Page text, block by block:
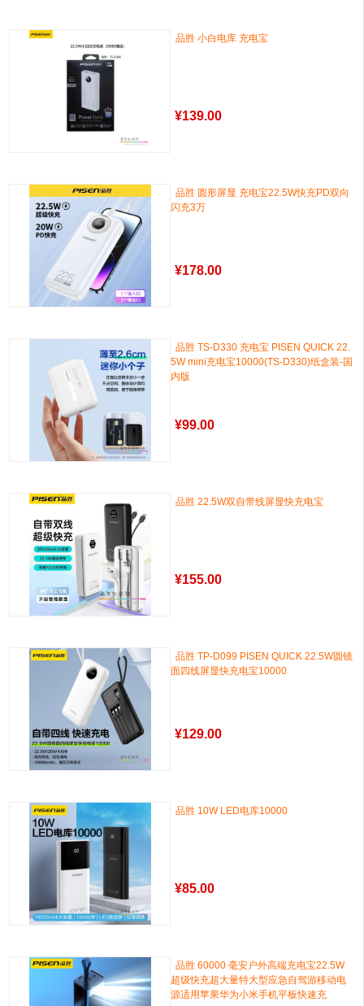
品胜 小白电库 充电宝
¥139.00
品胜 圆形屏显 充电宝22.5W快充PD双向
闪充3万
¥178.00
品胜 TS-D330 充电宝 PISEN QUICK 22.
5W mini充电宝10000(TS-D330)纸盒装-国
内版
¥99.00
品胜 22.5W双自带线屏显快充电宝
¥155.00
品胜 TP-D099 PISEN QUICK 22.5W圆镜
面四线屏显快充电宝10000
¥129.00
品胜 10W LED电库10000
¥85.00
品胜 60000 毫安户外高端充电宝22.5W
超级快充超大量特大型应急自驾游移动电
源适用苹果华为小米手机平板快速充